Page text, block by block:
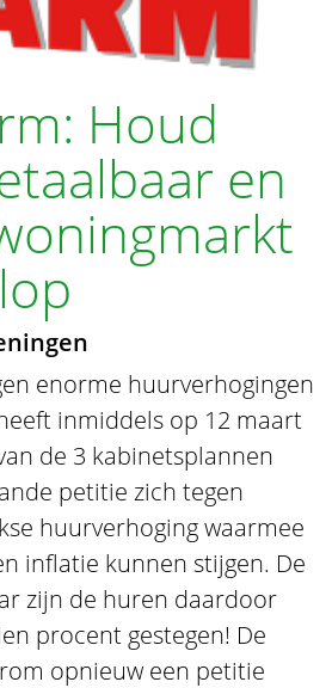
Houd
en
enorme huurverhogingen
inmiddels op 12 maart
de 3 kabinetsplannen
petitie zich tegen
huurverhoging waarmee
inflatie kunnen stijgen. De
zijn de huren daardoor
procent gestegen! De
opnieuw een petitie